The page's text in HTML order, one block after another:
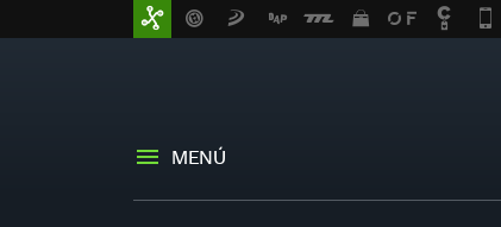
MENÚ